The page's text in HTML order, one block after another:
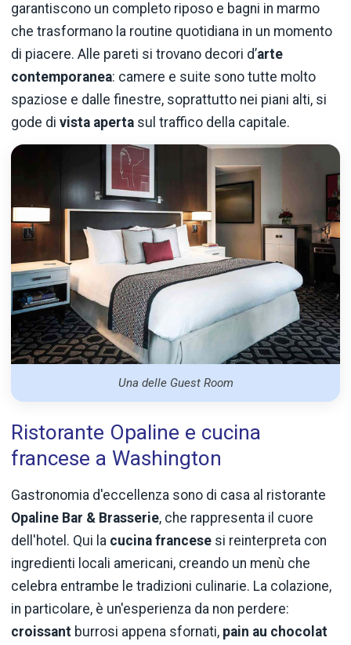
garantiscono un completo riposo e bagni in marmo
che trasformano la routine quotidiana in un momento
di piacere. Alle pareti si trovano decori d’arte
contemporanea: camere e suite sono tutte molto
spaziose e dalle finestre, soprattutto nei piani alti, si
gode di vista aperta sul traffico della capitale.
Una delle Guest Room
Ristorante Opaline e cucina
francese a Washington
Gastronomia d'eccellenza sono di casa al ristorante
Opaline Bar & Brasserie, che rappresenta il cuore
dell'hotel. Qui la cucina francese si reinterpreta con
ingredienti locali americani, creando un menù che
celebra entrambe le tradizioni culinarie. La colazione,
in particolare, è un'esperienza da non perdere:
croissant burrosi appena sfornati, pain au chocolat